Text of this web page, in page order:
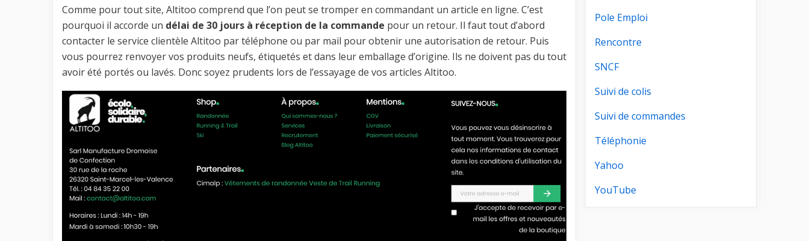
Comme pour tout site, Altitoo comprend que l’on peut se tromper en commandant un article en ligne. C’est
pourquoi il accorde un délai de 30 jours à réception de la commande pour un retour. Il faut tout d’abord
contacter le service clientèle Altitoo par téléphone ou par mail pour obtenir une autorisation de retour. Puis
vous pourrez renvoyer vos produits neufs, étiquetés et dans leur emballage d’origine. Ils ne doivent pas du tout
avoir été portés ou lavés. Donc soyez prudents lors de l’essayage de vos articles Altitoo.
Pole Emploi
Rencontre
SNCF
Suivi de colis
Suivi de commandes
Téléphonie
Yahoo
YouTube